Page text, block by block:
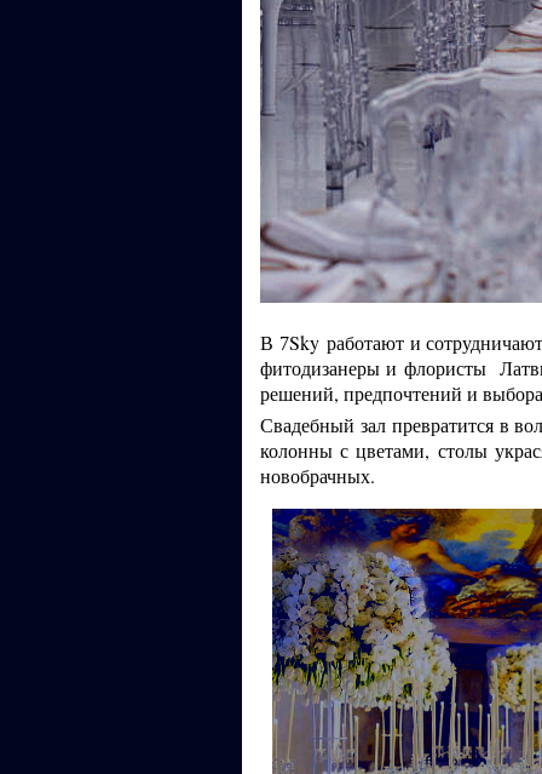
В 7Sky работают и
фитодизанеры и флористы
решений, предпочтений и
Свадебный зал превратится в
колонны с цветами, столы
новобрачных.